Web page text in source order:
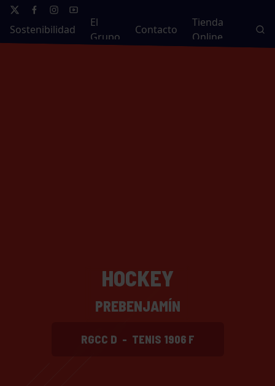
Sostenibilidad
El
Grupo
Contacto
Tienda
Online
HOCKEY
PREBENJAMÍN
RGCC D - TENIS 1906 F